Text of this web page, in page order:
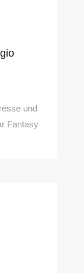
und
Fantasy